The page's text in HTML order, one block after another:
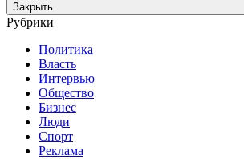
Закрыть
Рубрики
Политика
Власть
Интервью
Общество
Бизнес
Люди
Спорт
Реклама